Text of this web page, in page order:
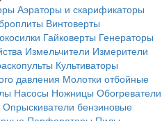
Аэраторы и скарификаторы
Винтоверты
Гайковерты Генераторы
Измельчители Измерители
Культиваторы
давления Молотки отбойные
Насосы Ножницы Обогреватели
Опрыскиватели бензиновые